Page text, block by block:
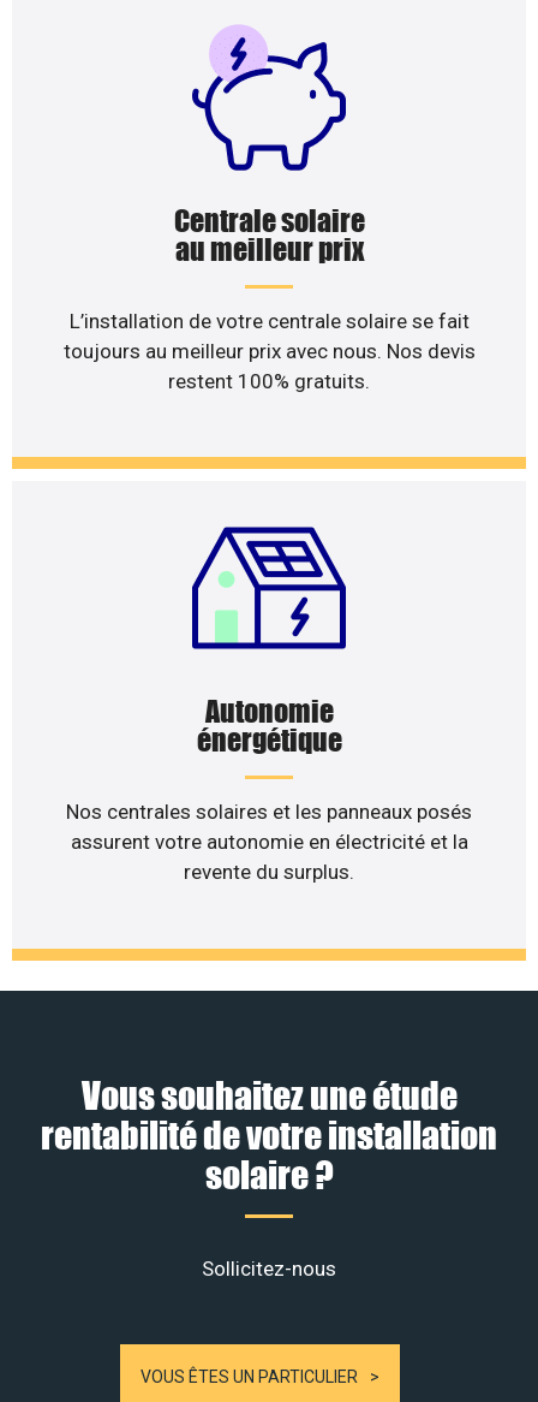
Centrale solaire
au meilleur prix
L’installation de votre centrale solaire se fait
toujours au meilleur prix avec nous. Nos devis
restent 100% gratuits.
Autonomie
énergétique
Nos centrales solaires et les panneaux posés
assurent votre autonomie en électricité et la
revente du surplus.
Vous souhaitez une étude
rentabilité de votre installation
solaire ?
Sollicitez-nous
VOUS ÊTES UN PARTICULIER